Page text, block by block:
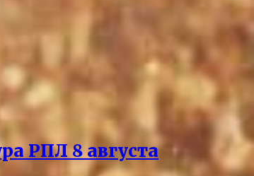
РПЛ 8 августа